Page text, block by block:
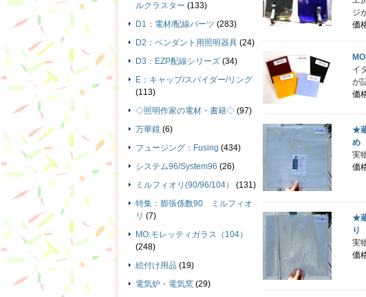
ジ
価
イ
が
価
★
め
実
価
★
り
実
価
ルクラスター (133)
D1：電材/配線パーツ (283)
D2：ペンダント用照明器具 (24)
D3：EZP配線シリーズ (34)
E：キャップ/スパイダー/リング
(113)
◇照明作家の電材・書籍◇ (97)
万華鏡 (6)
フュージング：Fusing (434)
システム96/System96 (26)
ミルフィオリ(90/96/104）
(131)
特集：膨張係数90 ミルフィオ
リ (7)
MO:モレッティガラス（104）
(248)
絵付け用品 (19)
電気炉・電気窯 (29)